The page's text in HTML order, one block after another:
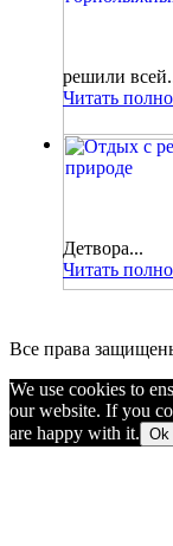
решили
Читать
Детвора...
Читать
Все права
We use cookies to
our website. If you
are happy with it. Ok